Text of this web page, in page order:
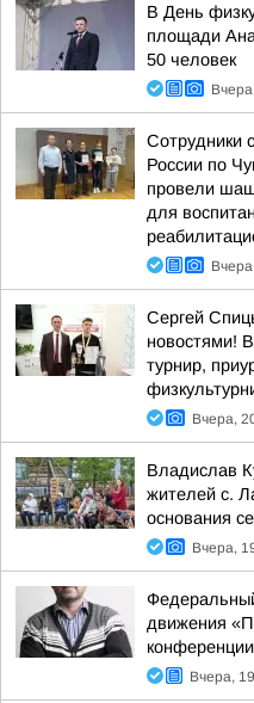
В День
площади
50 человек
Сотрудники
России по
провели
для
Сергей
новостями!
турнир,
Вчера,
Владислав
жителей с.
основания
Вчера,
движения
Вчера,